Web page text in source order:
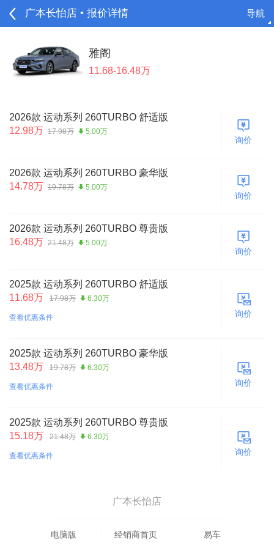
广本长怡店 • 报价详情 导航
雅阁
11.68-16.48万
2026款 运动系列 260TURBO 舒适版
12.98万 17.98万 5.00万
询价
2026款 运动系列 260TURBO 豪华版
14.78万 19.78万 5.00万
询价
2026款 运动系列 260TURBO 尊贵版
16.48万 21.48万 5.00万
询价
2025款 运动系列 260TURBO 舒适版
11.68万
17.98万 6.30万
查看优惠条件 询价
2025款 运动系列 260TURBO 豪华版
13.48万
19.78万 6.30万
查看优惠条件 询价
2025款 运动系列 260TURBO 尊贵版
15.18万
21.48万 6.30万
查看优惠条件 询价
广本长怡店
电脑版 经销商首页 易车